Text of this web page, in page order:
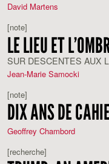
David Martens
[note]
LE LIEU ET
SUR DESCENTES AUX
Jean-Marie Samocki
[note]
DIX ANS DE
Geoffrey Chambord
[recherche]